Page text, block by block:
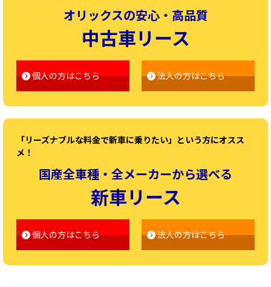
オリックスの安心・高品質
中古車リース
個人の方はこちら 法人の方はこちら
「リーズナブルな料金で新車に乗りたい」という方にオスス
メ！
国産全車種・全メーカーから選べる
新車リース
個人の方はこちら 法人の方はこちら